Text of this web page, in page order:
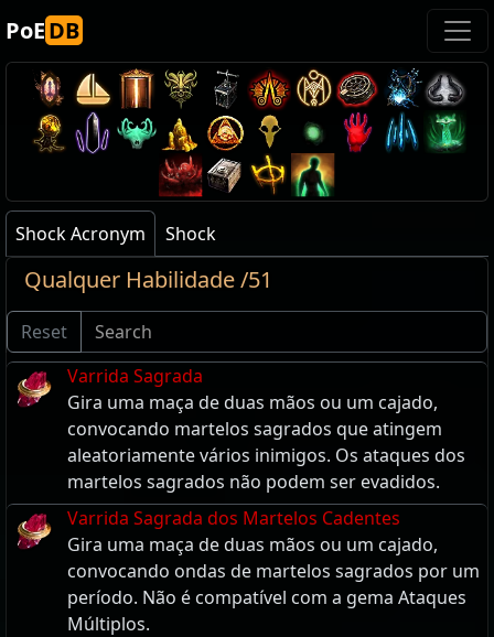
PoEDB
Shock Acronym Shock
Qualquer Habilidade /51
Reset
Varrida Sagrada
Gira uma maça de duas mãos ou um cajado,
convocando martelos sagrados que atingem
aleatoriamente vários inimigos. Os ataques dos
martelos sagrados não podem ser evadidos.
Varrida Sagrada dos Martelos Cadentes
Gira uma maça de duas mãos ou um cajado,
convocando ondas de martelos sagrados por um
período. Não é compatível com a gema Ataques
Múltiplos.